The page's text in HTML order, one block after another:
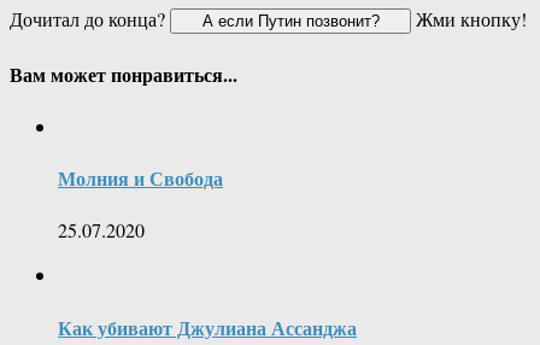
Дочитал до конца?
Жми кнопку!
Вам может понравиться...
Молния и Свобода
25.07.2020
Как убивают Джулиана Ассанджа